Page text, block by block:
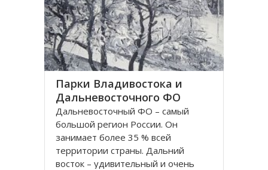
частности, Приморский край
Парки Владивостока и
Дальневосточного ФО
Дальневосточный ФО – самый
большой регион России. Он
занимает более 35 % всей
территории страны. Дальний
восток – удивительный и очень